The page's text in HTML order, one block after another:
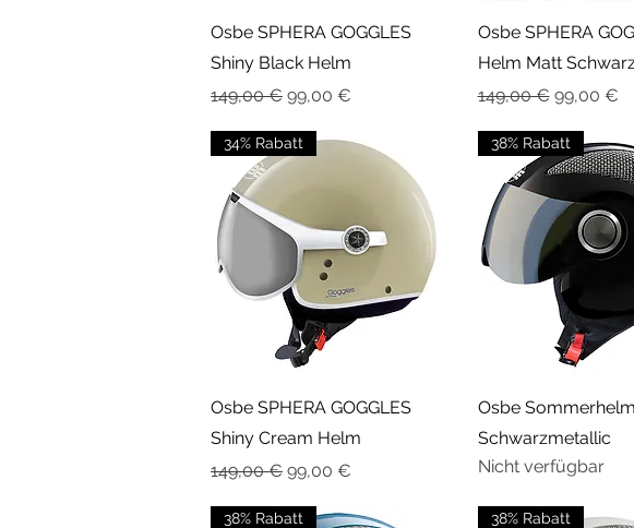
Schnellansicht
Osbe SPHERA GOGGLES
Shiny Black Helm
Standardpreis
149,00 € Sale-Preis
99,00 €
Osbe SPHERA
Helm Matt
Standardpreis
149,00 € Sale-Preis
99,00 €
Schnellansicht
34% Rabatt
Osbe SPHERA GOGGLES
Shiny Cream Helm
Standardpreis
149,00 € Sale-Preis
99,00 €
38% Rabatt
Osbe
Schwarzmetallic
Nicht verfügbar
38% Rabatt 38% Rabatt